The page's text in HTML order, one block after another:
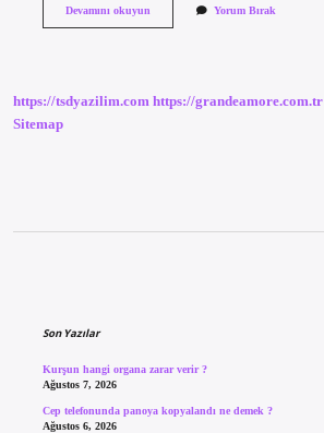
Devamını okuyunAmber
Yorum Bırak
https://tsdyazilim.com https://grandeamore.com.tr
Sitemap
Son Yazılar
Kurşun hangi organa zarar verir ?
Ağustos 7, 2026
Cep telefonunda panoya kopyalandı ne demek ?
Ağustos 6, 2026